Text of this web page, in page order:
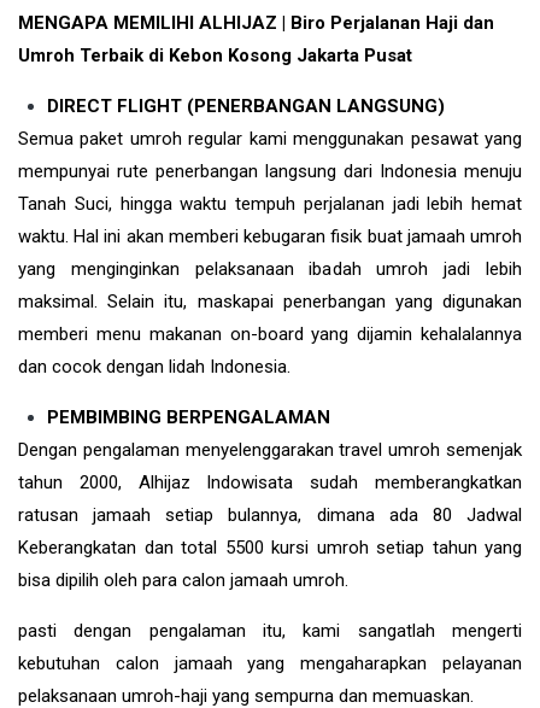
MENGAPA MEMILIHI ALHIJAZ | Biro Perjalanan Haji dan
Umroh Terbaik di Kebon Kosong Jakarta Pusat
DIRECT FLIGHT (PENERBANGAN LANGSUNG)
Semua paket umroh regular kami menggunakan pesawat yang
mempunyai rute penerbangan langsung dari Indonesia menuju
Tanah Suci, hingga waktu tempuh perjalanan jadi lebih hemat
waktu. Hal ini akan memberi kebugaran fisik buat jamaah umroh
yang menginginkan pelaksanaan ibadah umroh jadi lebih
maksimal. Selain itu, maskapai penerbangan yang digunakan
memberi menu makanan on-board yang dijamin kehalalannya
dan cocok dengan lidah Indonesia.
PEMBIMBING BERPENGALAMAN
Dengan pengalaman menyelenggarakan travel umroh semenjak
tahun 2000, Alhijaz Indowisata sudah memberangkatkan
ratusan jamaah setiap bulannya, dimana ada 80 Jadwal
Keberangkatan dan total 5500 kursi umroh setiap tahun yang
bisa dipilih oleh para calon jamaah umroh.
pasti dengan pengalaman itu, kami sangatlah mengerti
kebutuhan calon jamaah yang mengaharapkan pelayanan
pelaksanaan umroh-haji yang sempurna dan memuaskan.